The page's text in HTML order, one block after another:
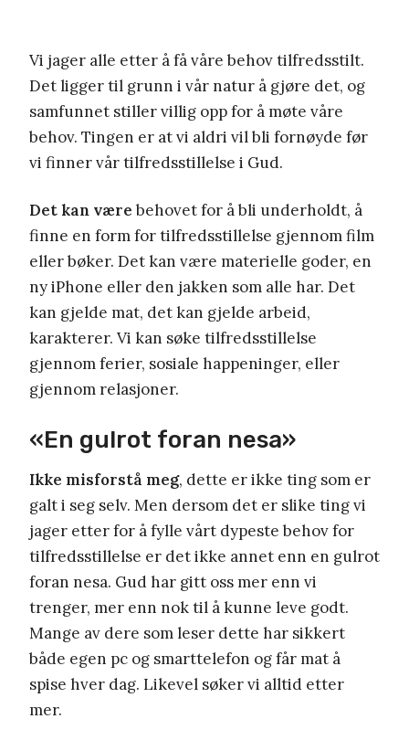
Vi jager alle etter å få våre behov tilfredsstilt.
Det ligger til grunn i vår natur å gjøre det, og
samfunnet stiller villig opp for å møte våre
behov. Tingen er at vi aldri vil bli fornøyde før
vi finner vår tilfredsstillelse i Gud.
Det kan værebehovet for å bli underholdt, å
finne en form for tilfredsstillelse gjennom film
eller bøker. Det kan være materielle goder, en
ny iPhone eller den jakken som alle har. Det
kan gjelde mat, det kan gjelde arbeid,
karakterer. Vi kan søke tilfredsstillelse
gjennom ferier, sosiale happeninger, eller
gjennom relasjoner.
«En gulrot foran nesa»
Ikke misforstå meg, dette er ikke ting som er
galt i seg selv. Men dersom det er slike ting vi
jager etter for å fylle vårt dypeste behov for
tilfredsstillelse er det ikke annet enn en gulrot
foran nesa. Gud har gitt oss mer enn vi
trenger, mer enn nok til å kunne leve godt.
Mange av dere som leser dette har sikkert
både egen pc og smarttelefon og får mat å
spise hver dag. Likevel søker vi alltid etter
mer.